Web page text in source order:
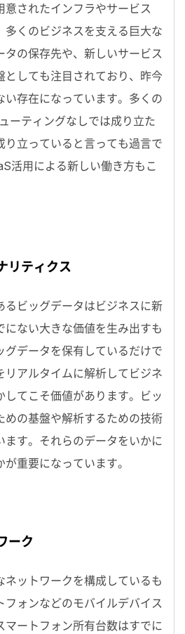
意されたインフラやサービス
多くのビジネスを支える巨大な
タの保存先や、新しいサービス
としても注目されており、昨今
い存在になっています。多くの
ーティングなしでは成り立た
り立っていると言っても過言で
活用による新しい働き方もこ
リティクス
るビッグデータはビジネスに新
にない大きな価値を生み出すも
グデータを保有しているだけで
リアルタイムに解析してビジネ
してこそ価値があります。ビッ
めの基盤や解析するための技術
ます。それらのデータをいかに
重要になっています。
ーク
ネットワークを構成しているも
フォンなどのモバイルデバイス
マートフォン所有台数はすでに